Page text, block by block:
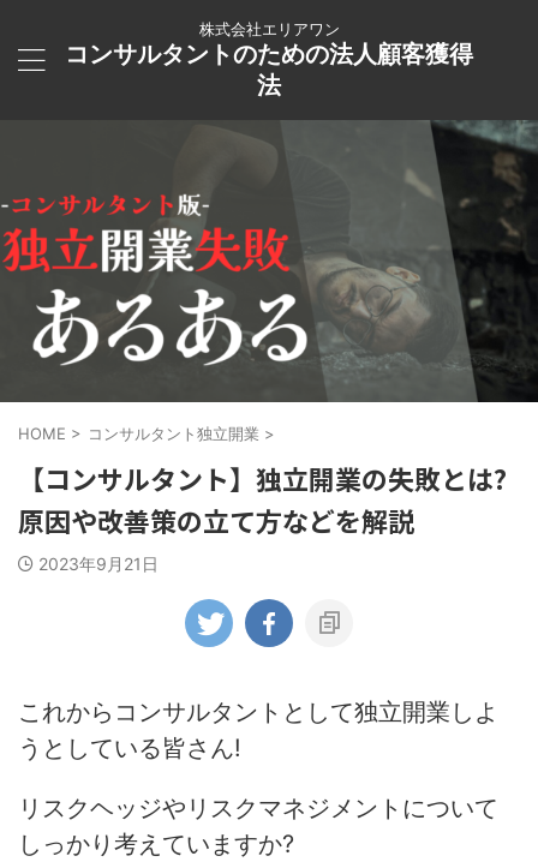
株式会社エリアワン
コンサルタントのための法人顧客獲得
法
HOME > コンサルタント独立開業 >
【コンサルタント】独立開業の失敗とは?
原因や改善策の立て方などを解説
2023年9月21日
これからコンサルタントとして独立開業しよ
うとしている皆さん!
リスクヘッジやリスクマネジメントについて
しっかり考えていますか?